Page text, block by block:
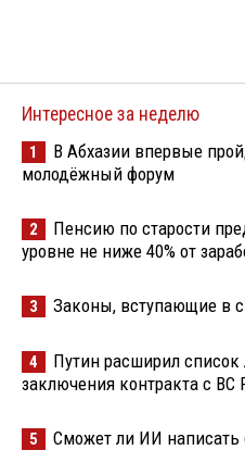
Интересное за неделю
1
В Абхазии впервые
молодёжный форум
2
Пенсию по старости
уровне не ниже 40% от
3 Законы, вступающие в
4
Путин расширил
заключения контракта с ВС
5 Сможет ли ИИ написать